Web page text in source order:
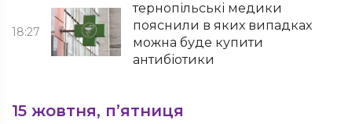
18:27
тернопільські медики
пояснили в яких випадках
можна буде купити
антибіотики
15 жовтня, п’ятниця